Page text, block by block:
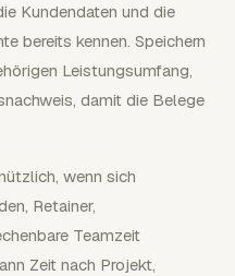
Kundendaten und die
bereits kennen. Speichern
Leistungsumfang,
damit die Belege
wenn sich
Retainer,
Teamzeit
Zeit nach Projekt,